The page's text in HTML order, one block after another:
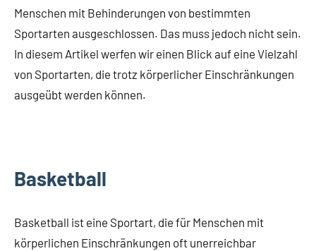
Menschen mit Behinderungen von bestimmten
Sportarten ausgeschlossen. Das muss jedoch nicht sein.
In diesem Artikel werfen wir einen Blick auf eine Vielzahl
von Sportarten, die trotz körperlicher Einschränkungen
ausgeübt werden können.
Basketball
Basketball ist eine Sportart, die für Menschen mit
körperlichen Einschränkungen oft unerreichbar